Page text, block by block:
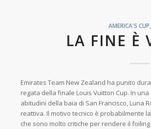
AMERICA'S CUP
LA FINE È
Emirates Team New Zealand ha punito
regata della finale Louis Vuitton Cup. In
abitudini della baia di San Francisco, Luna
reattiva. Il motivo tecnico è probabilmente
che sono molto critiche per rendere il